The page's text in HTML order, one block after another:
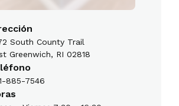
South County Trail
Greenwich, RI 02818
885-7546